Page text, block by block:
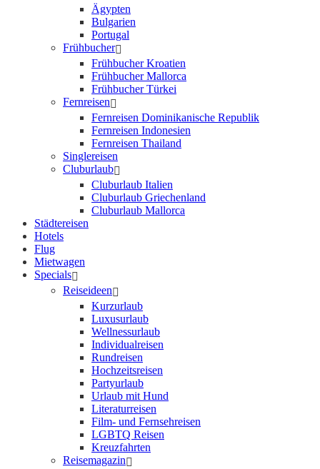
Ägypten
Bulgarien
Portugal
Frühbucher
Frühbucher Kroatien
Frühbucher Mallorca
Frühbucher Türkei
Fernreisen
Fernreisen Dominikanische Republik
Fernreisen Indonesien
Fernreisen Thailand
Singlereisen
Cluburlaub
Cluburlaub Italien
Cluburlaub Griechenland
Cluburlaub Mallorca
Städtereisen
Hotels
Flug
Mietwagen
Specials
Reiseideen
Kurzurlaub
Luxusurlaub
Wellnessurlaub
Individualreisen
Rundreisen
Hochzeitsreisen
Partyurlaub
Urlaub mit Hund
Literaturreisen
Film- und Fernsehreisen
LGBTQ Reisen
Kreuzfahrten
Reisemagazin